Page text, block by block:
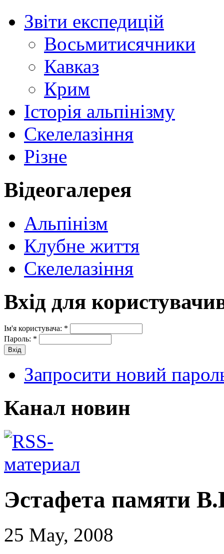
Звіти експедицій
Восьмитисячники
Кавказ
Крим
Історія альпінізму
Скелелазіння
Різне
Відеогалерея
Альпінізм
Клубне життя
Скелелазіння
Вхід для
Ім'я користувача: *
Пароль: *
Запросити новий
Канал новин
Эстафета памяти
25 May, 2008